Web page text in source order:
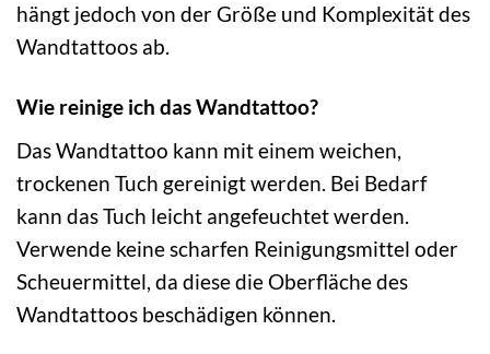
hängt jedoch von der Größe und Komplexität des
Wandtattoos ab.
Wie reinige ich das Wandtattoo?
Das Wandtattoo kann mit einem weichen,
trockenen Tuch gereinigt werden. Bei Bedarf
kann das Tuch leicht angefeuchtet werden.
Verwende keine scharfen Reinigungsmittel oder
Scheuermittel, da diese die Oberfläche des
Wandtattoos beschädigen können.